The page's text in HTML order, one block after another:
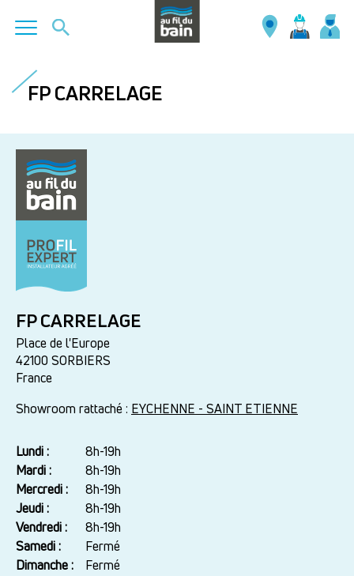
contenuFP CARRELAGE
FP CARRELAGE
Place de l'Europe
42100 SORBIERS
France
Showroom rattaché : EYCHENNE - SAINT ETIENNE
Jour
Plage
horaire
Lundi :
8h-19h
Mardi :
8h-19h
Mercredi :
8h-19h
Jeudi :
8h-19h
Vendredi :
8h-19h
Samedi :
Fermé
Dimanche :
Fermé